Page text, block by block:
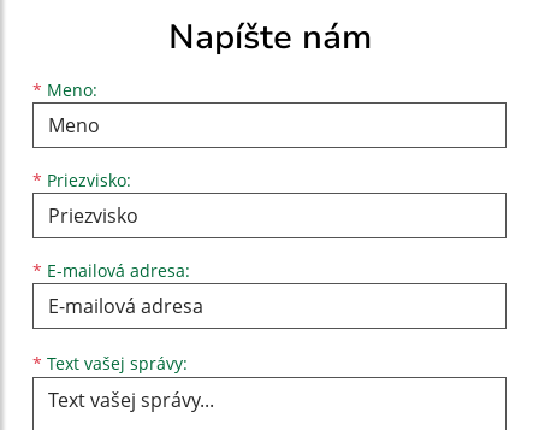
Napíšte nám
* Meno:
Meno
* Priezvisko:
Priezvisko
* E-mailová adresa:
E-mailová adresa
* Text vašej správy: